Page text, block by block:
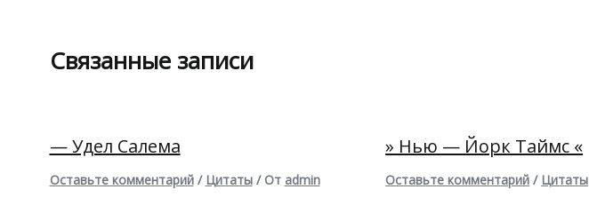
Связанные записи
— Удел Салема
Оставьте комментарий / Цитаты/ От admin
» Нью — Йорк Таймс «
Оставьте комментарий / Цитаты